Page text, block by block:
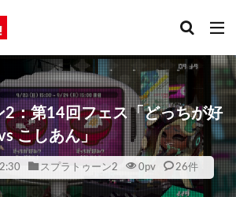
2：第14回フェス「どっちが好
こしあん」
スプラトゥーン2 0pv 26件